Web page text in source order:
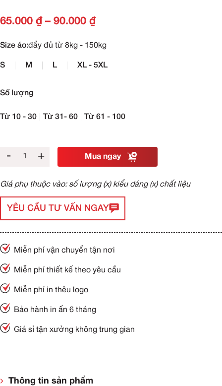
65.000 ₫– 90.000 ₫
Size áo:đầy đủ từ 8kg - 150kg
S M L XL - 5XL
Số lượng
Từ 10 - 30 Từ 31- 60 Từ 61 - 100
- + Mua ngay
Giá phụ thuộc vào: số lượng (x) kiểu dáng (x) chất liệu
YÊU CẦU TƯ VẤN NGAY
Miễn phí vận chuyển tận nơi
Miễn phí thiết kế theo yêu cầu
Miễn phí in thêu logo
Bảo hành in ấn 6 tháng
Giá sỉ tận xưởng không trung gian
Thông tin sản phẩm